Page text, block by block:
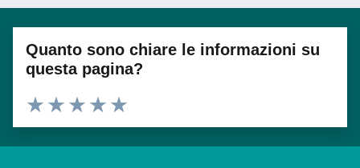
Quanto sono chiare le informazioni su
questa pagina?